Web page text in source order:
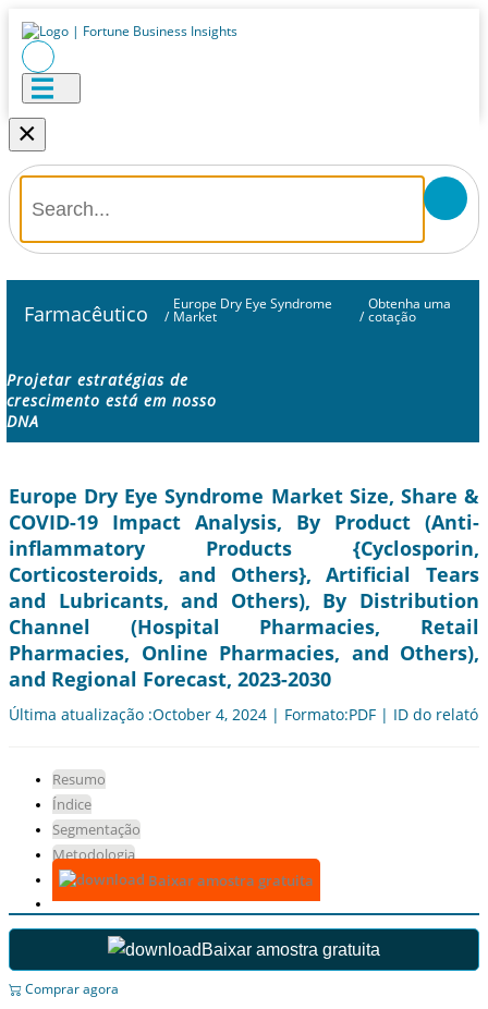
×
Farmacêutico /
Europe Dry Eye Syndrome
Market /
Obtenha uma
cotação
Projetar estratégias de
crescimento está em nosso
DNA
Europe Dry Eye Syndrome Market Size, Share &
COVID-19 Impact Analysis, By Product (Anti-
inflammatory Products {Cyclosporin,
Corticosteroids, and Others}, Artificial Tears
and Lubricants, and Others), By Distribution
Channel (Hospital Pharmacies, Retail
Pharmacies, Online Pharmacies, and Others),
and Regional Forecast, 2023-2030
Última atualização :October 4, 2024 | Formato:PDF | ID do
Resumo
Índice
Segmentação
Metodologia
Baixar amostra gratuita
Baixar amostra gratuita
Comprar agora